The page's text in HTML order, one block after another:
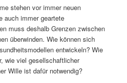
stehen vor immer neuen
auch immer geartete
muss deshalb Grenzen zwischen
überwinden. Wie können sich
entwickeln? Wie
wie viel gesellschaftlicher
Wille ist dafür notwendig?